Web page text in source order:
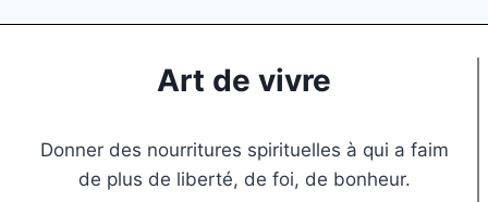
Art de vivre
Donner des nourritures spirituelles à qui a faim
de plus de liberté, de foi, de bonheur.